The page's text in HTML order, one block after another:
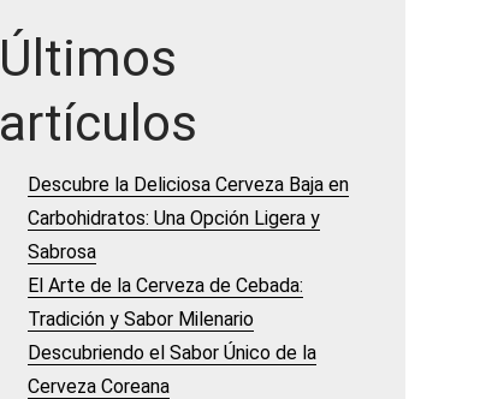
Últimos
artículos
Descubre la Deliciosa Cerveza Baja en
Carbohidratos: Una Opción Ligera y
Sabrosa
El Arte de la Cerveza de Cebada:
Tradición y Sabor Milenario
Descubriendo el Sabor Único de la
Cerveza Coreana